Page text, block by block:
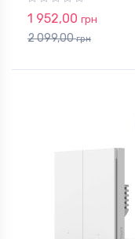
1 952,00 грн
2 099,00грн